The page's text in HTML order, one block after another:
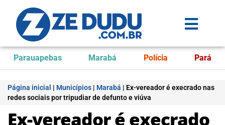
Parauapebas Marabá Polícia Pará
Página inicial | Municípios | Marabá | Ex-vereador é execrado nas
redes sociais por tripudiar de defunto e viúva
Ex-vereador é execrado